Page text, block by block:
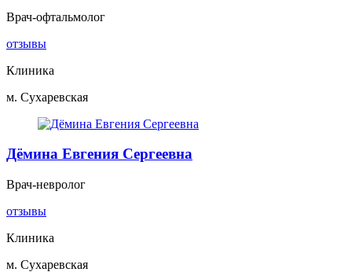
Врач-офтальмолог
отзывы
Клиника
м. Сухаревская
Дёмина Евгения Сергеевна
Врач-невролог
отзывы
Клиника
м. Сухаревская